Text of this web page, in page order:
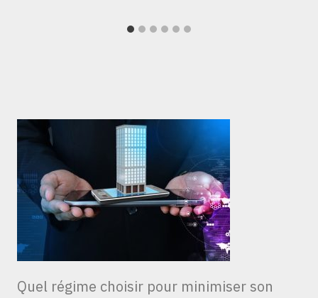
Quel régime choisir pour minimiser son